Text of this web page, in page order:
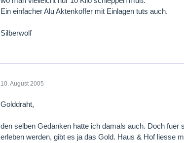
Ein einfacher Alu Aktenkoffer mit Einlagen tuts auch.
Silberwolf
10. August 2005
Golddraht,
den selben Gedanken hatte ich damals auch. Doch
erleben werden, gibt es ja das Gold. Haus & Hof liesse